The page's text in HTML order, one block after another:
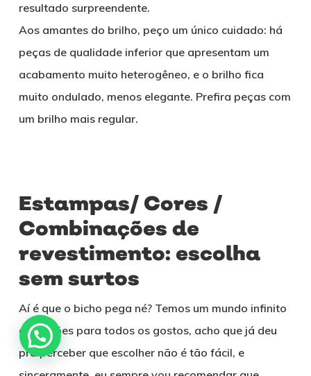
resultado surpreendente.
Aos amantes do brilho, peço um único cuidado: há
peças de qualidade inferior que apresentam um
acabamento muito heterogêneo, e o brilho fica
muito ondulado, menos elegante. Prefira peças com
um brilho mais regular.
Estampas/ Cores /
Combinações de
revestimento: escolha
sem surtos
Aí é que o bicho pega né? Temos um mundo infinito
de opções para todos os gostos, acho que já deu
pra perceber que escolher não é tão fácil, e